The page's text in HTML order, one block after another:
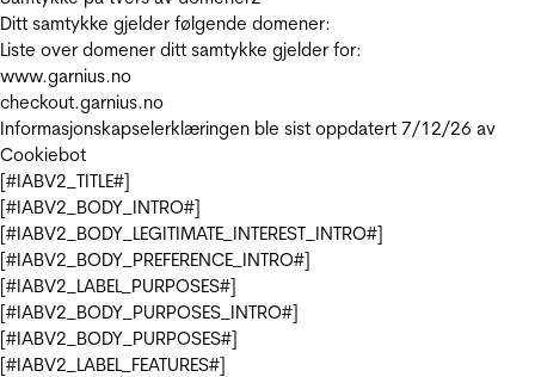
Ditt samtykke gjelder følgende domener:
Liste over domener ditt samtykke gjelder for:
www.garnius.no
checkout.garnius.no
Informasjonskapselerklæringen ble sist oppdatert 7/12/26 av
Cookiebot
[#IABV2_TITLE#]
[#IABV2_BODY_INTRO#]
[#IABV2_BODY_LEGITIMATE_INTEREST_INTRO#]
[#IABV2_BODY_PREFERENCE_INTRO#]
[#IABV2_LABEL_PURPOSES#]
[#IABV2_BODY_PURPOSES_INTRO#]
[#IABV2_BODY_PURPOSES#]
[#IABV2_LABEL_FEATURES#]